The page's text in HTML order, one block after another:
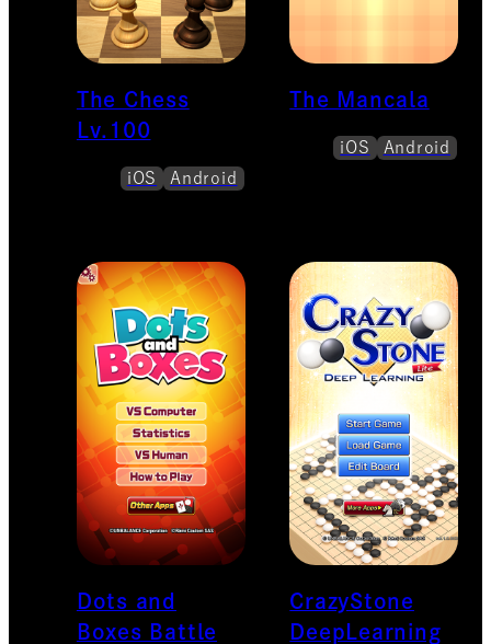
The Chess
Lv.100
iOS Android
The Mancala
iOS Android
Dots and
Boxes Battle
CrazyStone
DeepLearning